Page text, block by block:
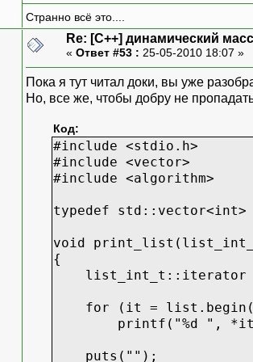
Странно всё это....
Re: [C++] динамический
« Ответ #53 : 25-05-2010 18:07 »
Пока я тут читал доки, вы уже
Но, все же, чтобы добру не
Код:
#include <stdio.h>
#include <vector>
#include <algorithm>
typedef
void
{
for (it =
printf("%d ",
puts("");